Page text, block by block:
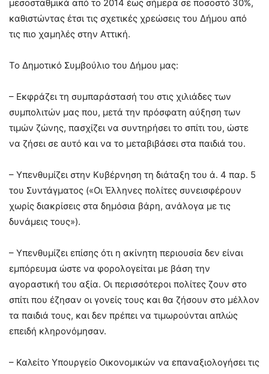
μεσοσταθμικά από το 2014 έως σήμερα σε ποσοστό 30%,
καθιστώντας έτσι τις σχετικές χρεώσεις του Δήμου από
τις πιο χαμηλές στην Αττική.
Το Δημοτικό Συμβούλιο του Δήμου μας:
– Εκφράζει τη συμπαράστασή του στις χιλιάδες των
συμπολιτών μας που, μετά την πρόσφατη αύξηση των
τιμών ζώνης, πασχίζει να συντηρήσει το σπίτι του, ώστε
να ζήσει σε αυτό και να το μεταβιβάσει στα παιδιά του.
– Υπενθυμίζει στην Κυβέρνηση τη διάταξη του ά. 4 παρ. 5
του Συντάγματος («Οι Έλληνες πολίτες συνεισφέρουν
χωρίς διακρίσεις στα δημόσια βάρη, ανάλογα με τις
δυνάμεις τους»).
– Υπενθυμίζει επίσης ότι η ακίνητη περιουσία δεν είναι
εμπόρευμα ώστε να φορολογείται με βάση την
αγοραστική του αξία. Οι περισσότεροι πολίτες ζουν στο
σπίτι που έζησαν οι γονείς τους και θα ζήσουν στο μέλλον
τα παιδιά τους, και δεν πρέπει να τιμωρούνται απλώς
επειδή κληρονόμησαν.
– Καλείτο Υπουργείο Οικονομικών να επαναξιολογήσει τις